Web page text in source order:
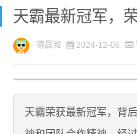
天霸最新冠军，
德晨潍 2024-12-06
天霸荣获最新冠军，背